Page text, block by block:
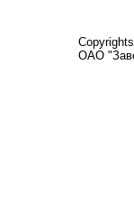
ОАО